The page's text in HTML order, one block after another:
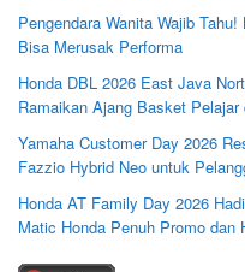
Pengendara Wanita Wajib
Bisa Merusak Performa
Honda DBL 2026 East Java
Ramaikan Ajang Basket
Yamaha Customer Day 2026
Fazzio Hybrid Neo untuk
Honda AT Family Day 2026
Matic Honda Penuh Promo dan